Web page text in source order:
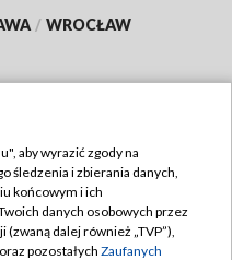
/ WROCŁAW
TVP
aby wyrazić zgody na
śledzenia i zbierania danych,
końcowym i ich
danych osobowych przez
(zwaną dalej również „TVP”),
oraz pozostałych Zaufanych